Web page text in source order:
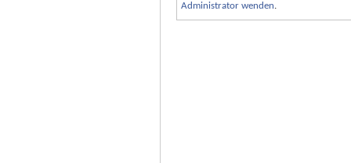
Administrator wenden.